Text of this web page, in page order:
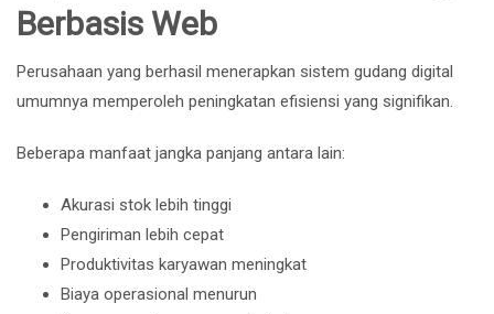
Berbasis Web
Perusahaan yang berhasil menerapkan sistem gudang digital
umumnya memperoleh peningkatan efisiensi yang signifikan.
Beberapa manfaat jangka panjang antara lain:
Akurasi stok lebih tinggi
Pengiriman lebih cepat
Produktivitas karyawan meningkat
Biaya operasional menurun